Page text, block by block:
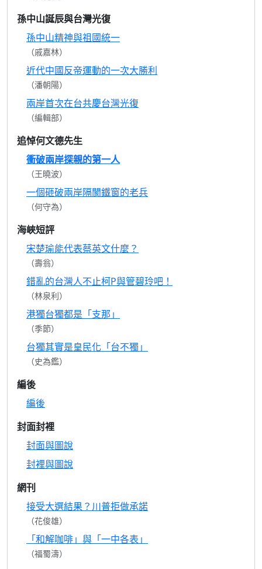
孫中山誕辰與台灣光復
孫中山精神與祖國統一
（戚嘉林）
近代中國反帝運動的一次大勝利
（潘朝陽）
兩岸首次在台共慶台灣光復
（編輯部）
追悼何文德先生
衝破兩岸探親的第一人
（王曉波）
一個砸破兩岸隔閡鐵窗的老兵
（何守為）
海峽短評
宋楚瑜能代表蔡英文什麼？
（壽翁）
錯亂的台灣人不止柯P與管碧玲吧！
（林泉利）
港獨台獨都是「支那」
（季節）
台獨其實是皇民化「台不獨」
（史為鑑）
編後
編後
封面封裡
封面與圖說
封裡與圖說
網刊
接受大選結果？川普拒做承諾
（花俊雄）
「和解咖啡」與「一中各表」
（福蜀濤）